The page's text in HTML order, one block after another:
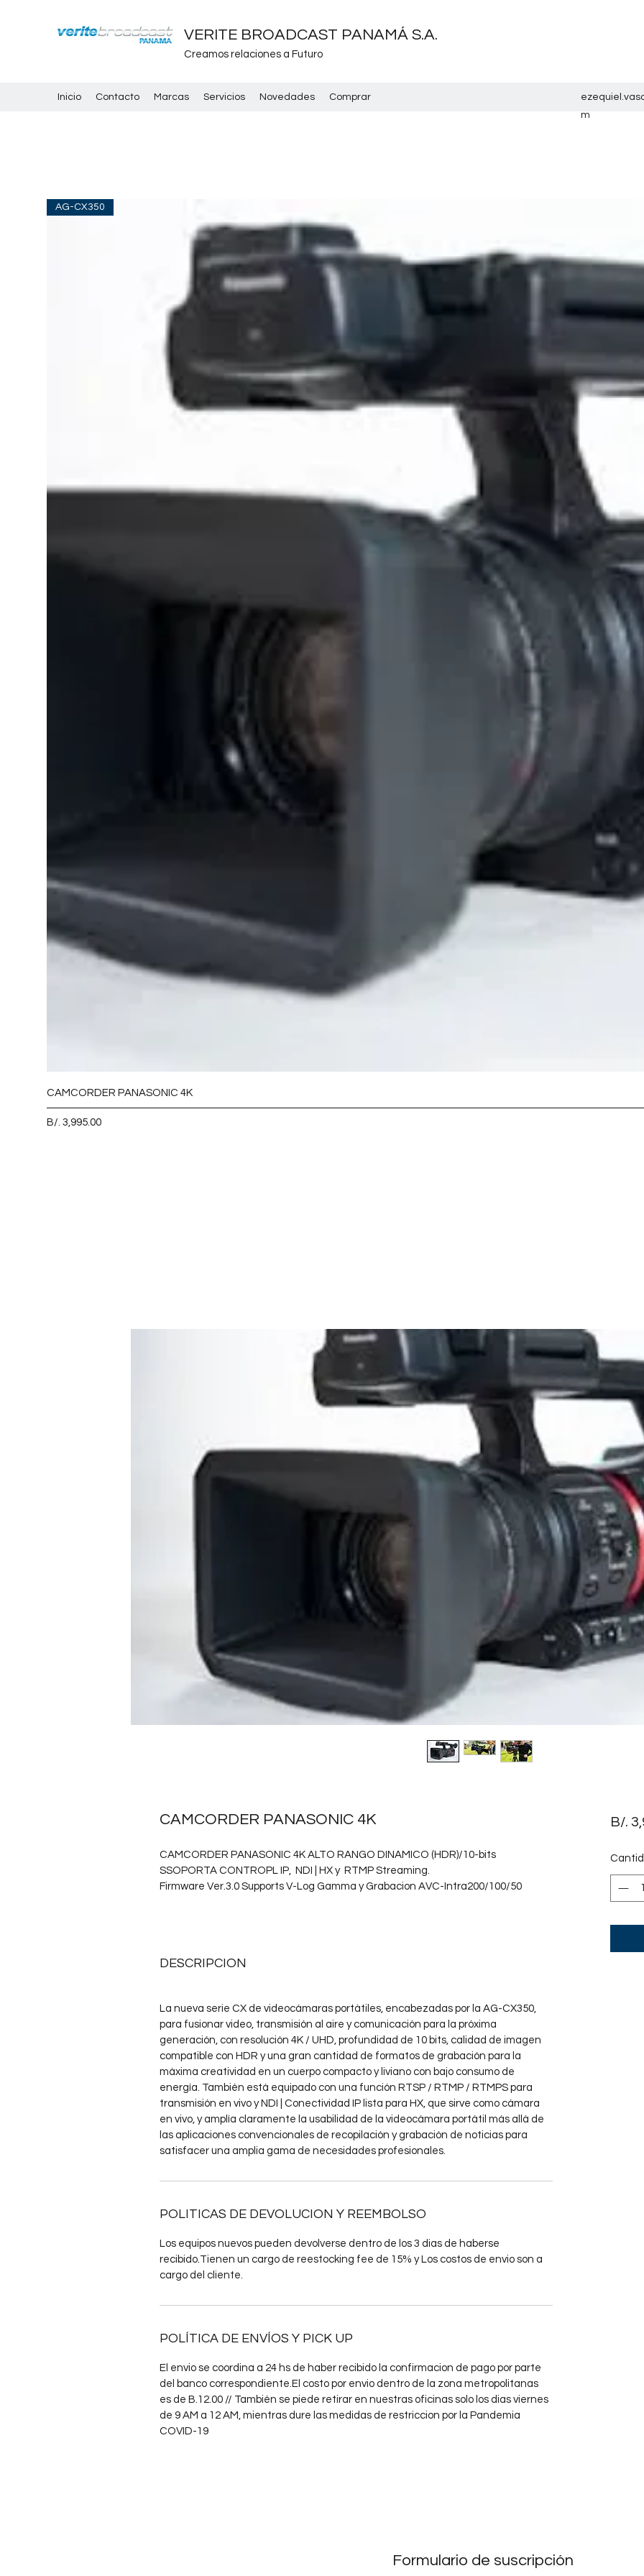
VERITE BROADCAST PANAMÁ S.A.
Creamos relaciones a Futuro
Inicio Contacto Marcas Servicios Novedades Comprar
m
AG-CX350
CAMCORDER PANASONIC 4K
Precio
B/. 3,995.00
CAMCORDER PANASONIC 4K
CAMCORDER PANASONIC 4K ALTO RANGO DINAMICO (HDR)/10-bits
SSOPORTA CONTROPL IP,  NDI | HX y  RTMP Streaming.
Firmware Ver.3.0 Supports V-Log Gamma y Grabacion AVC-Intra200/100/50
DESCRIPCION
La nueva serie CX de videocámaras portátiles, encabezadas por la AG-CX350,
para fusionar video, transmisión al aire y comunicación para la próxima
generación, con resolución 4K / UHD, profundidad de 10 bits, calidad de imagen
compatible con HDR y una gran cantidad de formatos de grabación para la
máxima creatividad en un cuerpo compacto y liviano con bajo consumo de
energía. También está equipado con una función RTSP / RTMP / RTMPS para
transmisión en vivo y NDI | Conectividad IP lista para HX, que sirve como cámara
en vivo, y amplía claramente la usabilidad de la videocámara portátil más allá de
las aplicaciones convencionales de recopilación y grabación de noticias para
satisfacer una amplia gama de necesidades profesionales.
POLITICAS DE DEVOLUCION Y REEMBOLSO
Los equipos nuevos pueden devolverse dentro de los 3 dias de haberse
recibido.Tienen un cargo de reestocking fee de 15% y Los costos de envio son a
cargo del cliente.
POLÍTICA DE ENVÍOS Y PICK UP
El envio se coordina a 24 hs de haber recibido la confirmacion de pago por parte
del banco correspondiente.El costo por envio dentro de la zona metropolitanas
es de B.12.00 // También se piede retirar en nuestras oficinas solo los dias viernes
de 9 AM a 12 AM, mientras dure las medidas de restriccion por la Pandemia
COVID-19
B/.
Formulario de suscripción